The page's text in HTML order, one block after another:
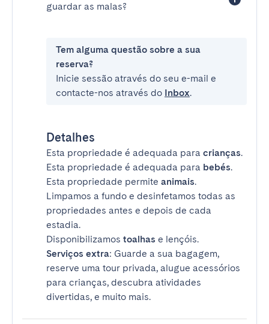
guardar as malas?
Tem alguma questão sobre a sua
reserva?
Inicie sessão através do seu e-mail e
contacte-nos através do Inbox.
Detalhes
Esta propriedade é adequada para crianças.
Esta propriedade é adequada para bebés.
Esta propriedade permite animais.
Limpamos a fundo e desinfetamos todas as
propriedades antes e depois de cada
estadia.
Disponibilizamos toalhas e lençóis.
Serviços extra: Guarde a sua bagagem,
reserve uma tour privada, alugue acessórios
para crianças, descubra atividades
divertidas, e muito mais.